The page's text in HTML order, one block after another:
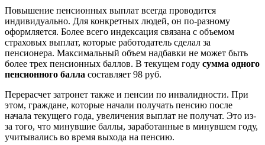
Повышение пенсионных выплат всегда проводится
индивидуально. Для конкретных людей, он по-разному
оформляется. Более всего индексация связана с объемом
страховых выплат, которые работодатель сделал за
пенсионера. Максимальный объем надбавки не может быть
более трех пенсионных баллов. В текущем году сумма одного
пенсионного балла составляет 98 руб.
Перерасчет затронет также и пенсии по инвалидности. При
этом, граждане, которые начали получать пенсию после
начала текущего года, увеличения выплат не получат. Это из-
за того, что минувшие баллы, заработанные в минувшем году,
учитывались во время выхода на пенсию.